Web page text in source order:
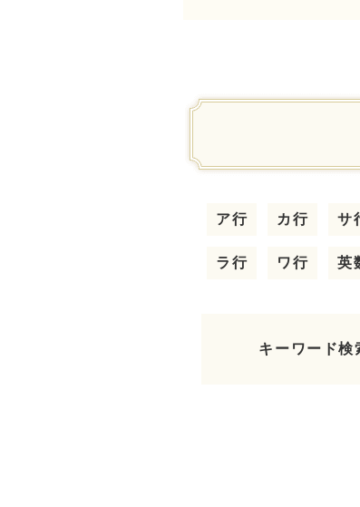
ア行 カ行 サ
ラ行 ワ行 英
キーワード検